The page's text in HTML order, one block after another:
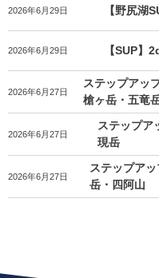
2026年6月29日 【野尻湖
2026年6月29日 【SUP】
2026年6月27日
ステップアッ
槍ヶ岳・五竜
2026年6月27日
ステップア
現岳
2026年6月27日
ステップア
岳・四阿山